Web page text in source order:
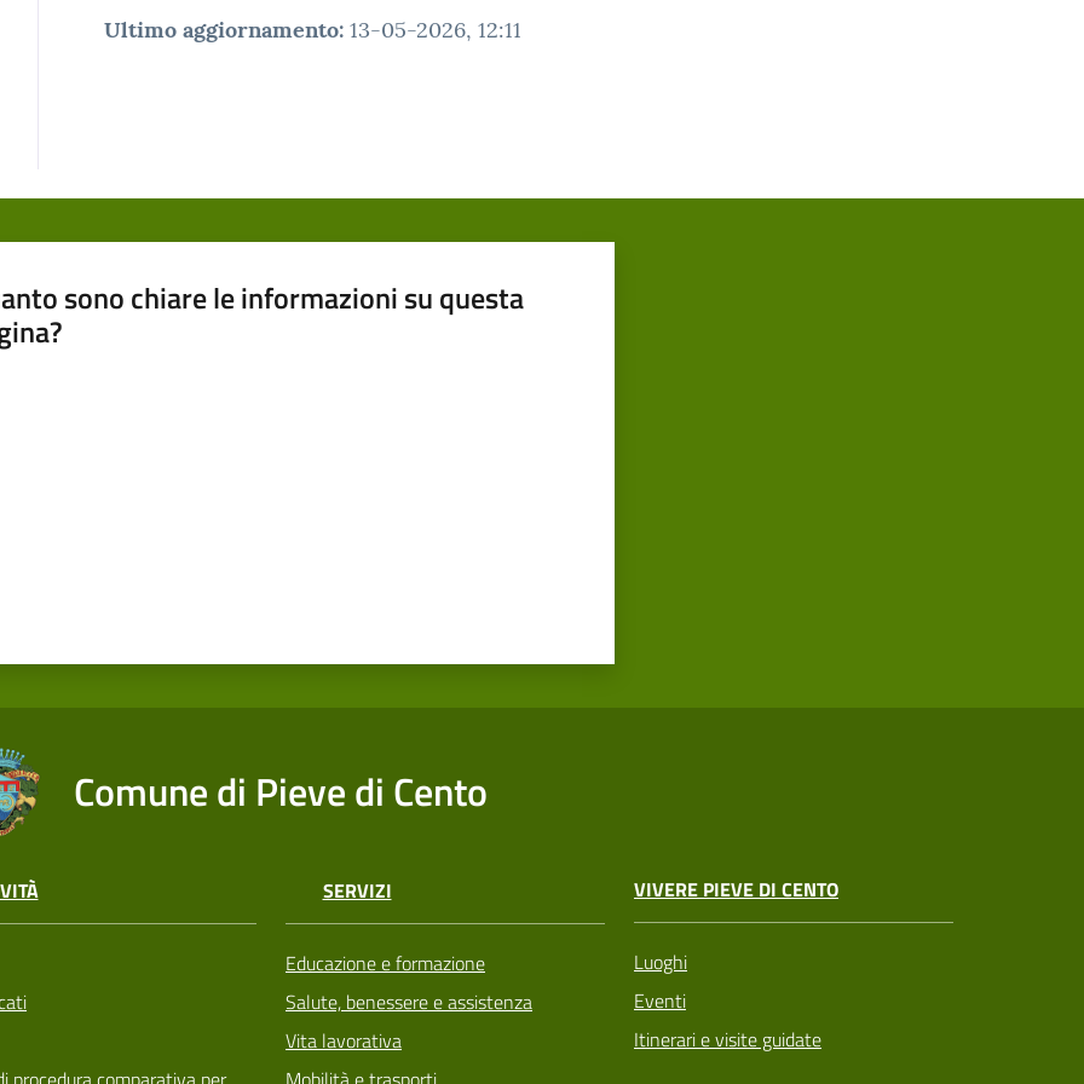
Ultimo aggiornamento: 13-05-2026, 12:11
sono chiare le informazioni su questa
Comune di Pieve di Cento
SERVIZI
Educazione e formazione
Salute, benessere e assistenza
Vita lavorativa
VIVERE PIEVE DI CENTO
Luoghi
Eventi
Itinerari e visite guidate